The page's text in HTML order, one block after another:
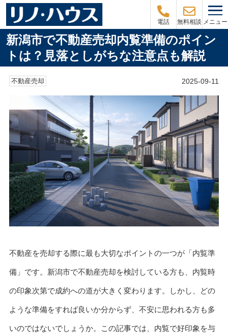
電話 無料相談 メニュー
新潟市で不動産売却内覧準備のポイン
トは？見落としがちな注意点も解説
不動産売却 2025-09-11
不動産を売却する際に最も大切なポイントの一つが「内覧準
備」です。新潟市で不動産売却を検討している方も、内覧時
の印象次第で成約への道が大きく変わります。しかし、どの
ような準備をすれば良いか分からず、不安に思われる方も多
いのではないでしょうか。この記事では、内覧で好印象を与